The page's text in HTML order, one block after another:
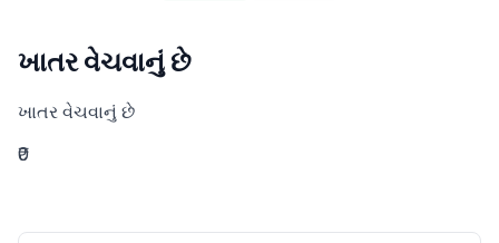
ખાતર વેચવાનું છે
ખાતર વેચવાનું છે
₹0